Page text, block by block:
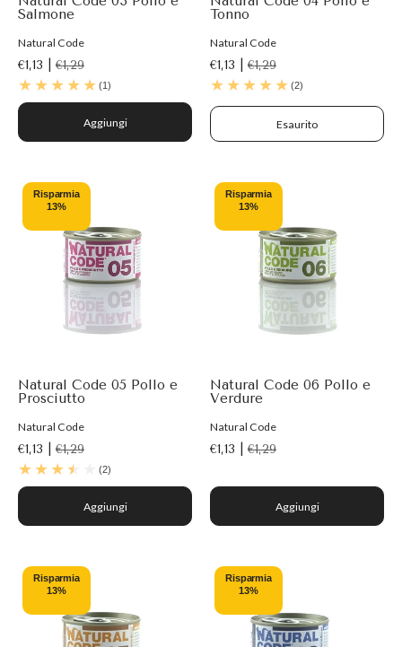
Salmone
Natural Code
€1,13 | €1,29
(1)
Aggiungi
Tonno
Natural Code
€1,13 | €1,29
(2)
Esaurito
Risparmia
13%
Natural Code 05 Pollo e
Prosciutto
Natural Code
€1,13 | €1,29
(2)
Aggiungi
Risparmia
13%
Natural Code 06 Pollo e
Verdure
Natural Code
€1,13 | €1,29
Aggiungi
Risparmia
13%
Risparmia
13%